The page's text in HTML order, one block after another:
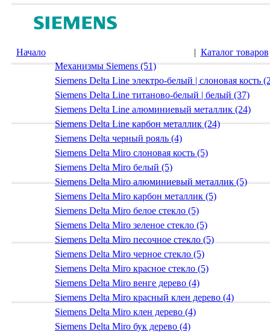
Начало | Каталог товаров
Механизмы Siemens (51)
Siemens Delta Line электро-белый | слоновая кость
Siemens Delta Line титаново-белый | белый (37)
Siemens Delta Line алюминиевый металлик (24)
Siemens Delta Line карбон металлик (24)
Siemens Delta черный рояль (4)
Siemens Delta Miro слоновая кость (5)
Siemens Delta Miro белый (5)
Siemens Delta Miro алюминиевый металлик (5)
Siemens Delta Miro карбон металлик (5)
Siemens Delta Miro белое стекло (5)
Siemens Delta Miro зеленое стекло (5)
Siemens Delta Miro песочное стекло (5)
Siemens Delta Miro черное стекло (5)
Siemens Delta Miro красное стекло (5)
Siemens Delta Miro венге дерево (4)
Siemens Delta Miro красный клен дерево (4)
Siemens Delta Miro клен дерево (4)
Siemens Delta Miro бук дерево (4)